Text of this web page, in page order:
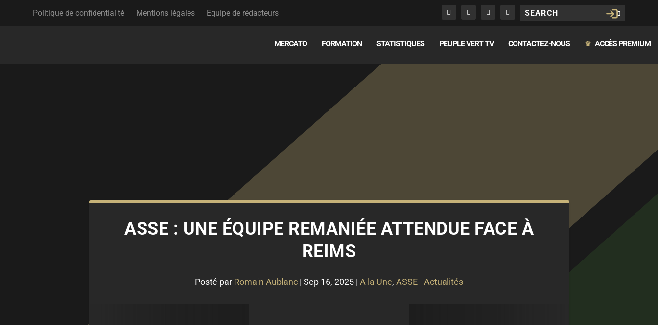
Politique de confidentialité Mentions légales Equipe de rédacteurs
MERCATO FORMATION STATISTIQUES PEUPLE VERT TV CONTACTEZ-NOUS ♛ ACCÈS PREMIUM
ASSE : UNE ÉQUIPE REMANIÉE ATTENDUE FACE À
REIMS
Posté par Romain Aublanc | Sep 16, 2025 | A la Une, ASSE - Actualités